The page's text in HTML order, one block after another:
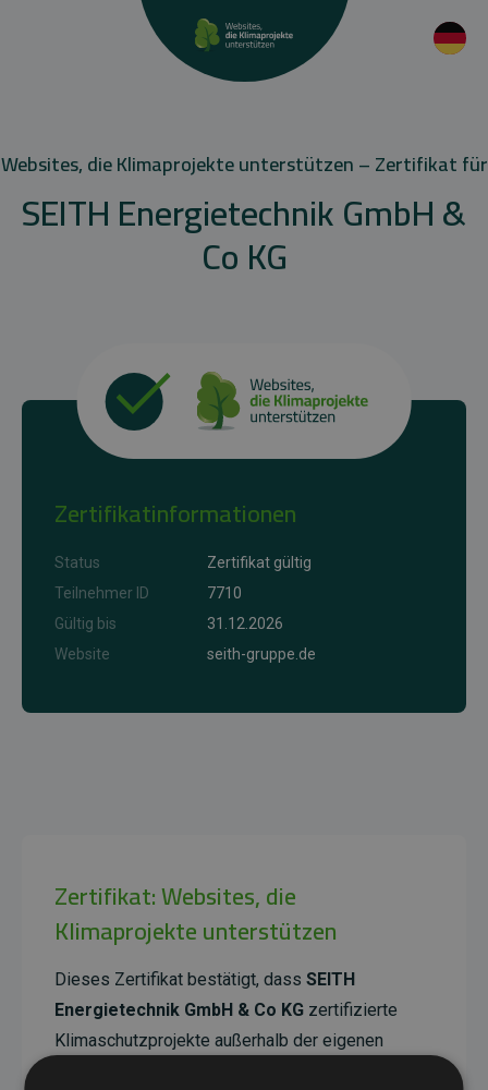
Websites, die Klimaprojekte unterstützen – Zertifikat für
SEITH Energietechnik GmbH &
Co KG
Zertifikatinformationen
Status
Zertifikat gültig
Teilnehmer ID
7710
Gültig bis
31.12.2026
Website
seith-gruppe.de
Zertifikat: Websites, die
Klimaprojekte unterstützen
Dieses Zertifikat bestätigt, dass SEITH
Energietechnik GmbH & Co KG zertifizierte
Klimaschutzprojekte außerhalb der eigenen